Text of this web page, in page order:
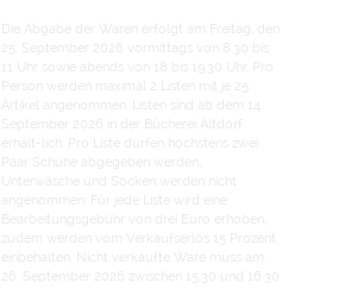
Die Abgabe der Waren erfolgt am Freitag, den
25. September 2026 vormittags von 8.30 bis
11 Uhr sowie abends von 18 bis 19.30 Uhr. Pro
Person werden maximal 2 Listen mit je 25
Artikel angenommen. Listen sind ab dem 14.
September 2026 in der Bücherei Altdorf
erhält-lich. Pro Liste dürfen höchstens zwei
Paar Schuhe abgegeben werden,
Unterwäsche und Socken werden nicht
angenommen. Für jede Liste wird eine
Bearbeitungsgebühr von drei Euro erhoben,
zudem werden vom Verkaufserlös 15 Prozent
einbehalten. Nicht verkaufte Ware muss am
26. September 2026 zwischen 15.30 und 16.30